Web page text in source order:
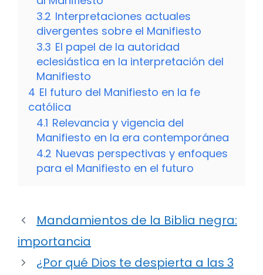
3.2 Interpretaciones actuales
divergentes sobre el Manifiesto
3.3 El papel de la autoridad
eclesiástica en la interpretación del
Manifiesto
4 El futuro del Manifiesto en la fe
católica
4.1 Relevancia y vigencia del
Manifiesto en la era contemporánea
4.2 Nuevas perspectivas y enfoques
para el Manifiesto en el futuro
Mandamientos de la Biblia negra:
importancia
¿Por qué Dios te despierta a las 3